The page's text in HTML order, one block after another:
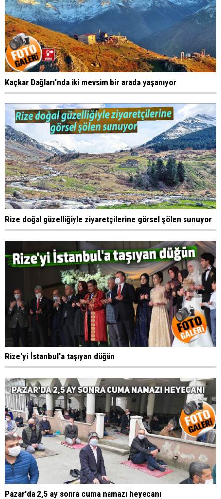
Kaçkar Dağları'nda iki mevsim bir arada yaşanıyor
Rize doğal güzelliğiyle ziyaretçilerine görsel şölen sunuyor
Rize'yi İstanbul'a taşıyan düğün
Pazar'da 2,5 ay sonra cuma namazı heyecanı